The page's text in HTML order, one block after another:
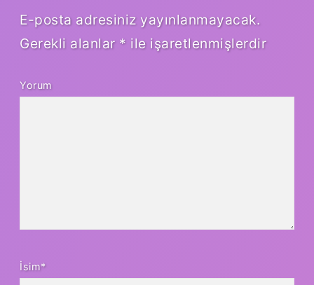
E-posta adresiniz yayınlanmayacak.
Gerekli alanlar * ile işaretlenmişlerdir
Yorum
İsim*